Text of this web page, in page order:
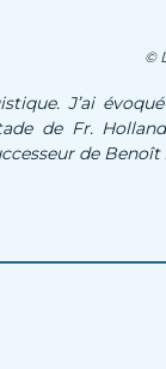
©
J’ai
de Fr.
de